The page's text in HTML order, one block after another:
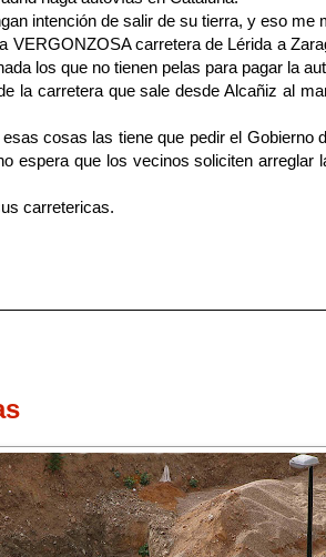
intención de salir de su tierra, y eso me
VERGONZOSA carretera de Lérida a
los que no tienen pelas para pagar la
la carretera que sale desde Alcañiz al
cosas las tiene que pedir el Gobierno
espera que los vecinos soliciten
carretericas.